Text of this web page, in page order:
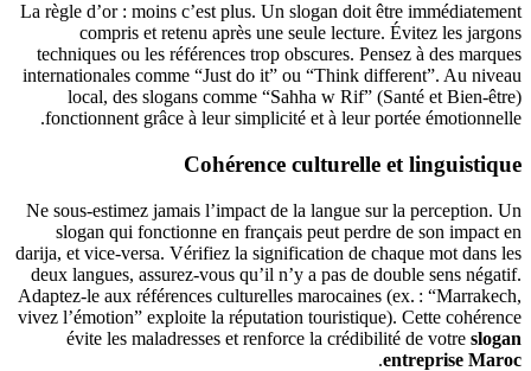
La règle d’or : moins c’est plus. Un slogan doit être immédiatement
compris et retenu après une seule lecture. Évitez les jargons
techniques ou les références trop obscures. Pensez à des marques
internationales comme “Just do it” ou “Think different”. Au niveau
local, des slogans comme “Sahha w Rif” (Santé et Bien‑être)
fonctionnent grâce à leur simplicité et à leur portée émotionnelle.
Cohérence culturelle et linguistique
Ne sous‑estimez jamais l’impact de la langue sur la perception. Un
slogan qui fonctionne en français peut perdre de son impact en
darija, et vice‑versa. Vérifiez la signification de chaque mot dans les
deux langues, assurez‑vous qu’il n’y a pas de double sens négatif.
Adaptez‑le aux références culturelles marocaines (ex. : “Marrakech,
vivez l’émotion” exploite la réputation touristique). Cette cohérence
évite les maladresses et renforce la crédibilité de votre slogan
entreprise Maroc
.